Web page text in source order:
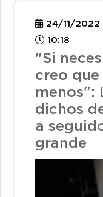
24/11/2022
10:18
"Si
creo
menos":
dichos
a
grande